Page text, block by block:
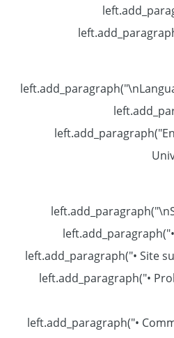
left.add_paragraph("• Site
left.add_paragraph("•
left.add_paragraph("•